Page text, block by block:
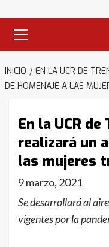
primario
INICIO
EN LA UCR DE
DE HOMENAJE A LAS
En la UCR
realizará un
las mujeres
9 marzo, 2021
Se desarrollará al
vigentes por la